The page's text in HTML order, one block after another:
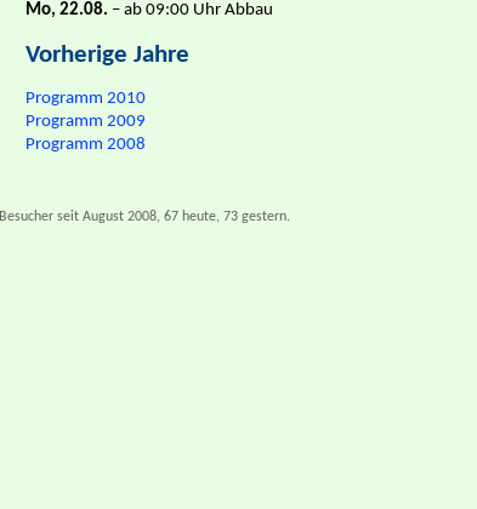
Mo, 22.08. – ab 09:00 Uhr Abbau
Vorherige Jahre
Programm 2010
Programm 2009
Programm 2008
Besucher seit August 2008, 67 heute, 73 gestern.